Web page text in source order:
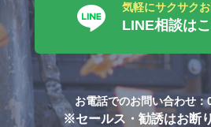
気軽にサクサク
LINE相談は
お電話でのお問い合わせ：
※セールス・勧誘はお断